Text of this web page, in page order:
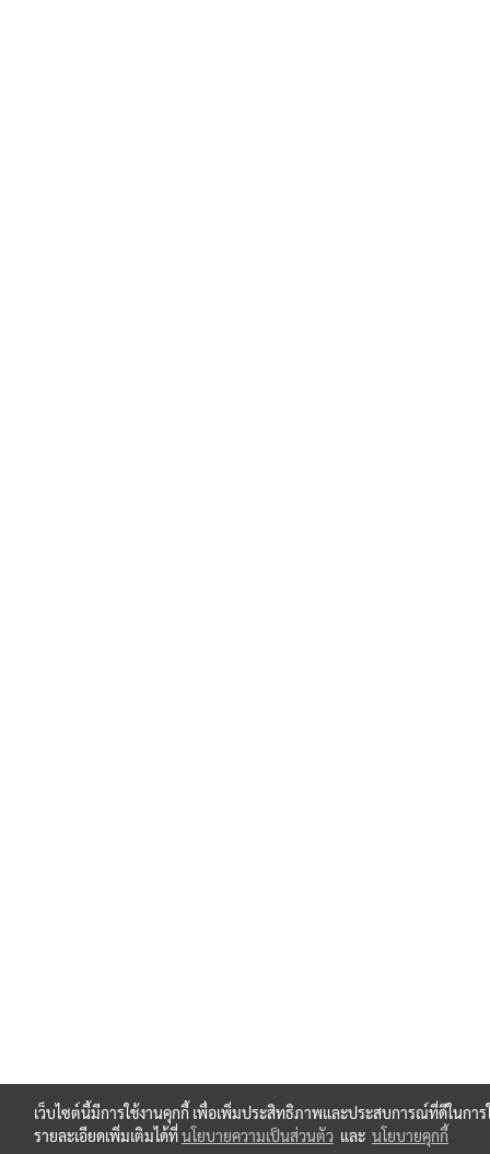
เว็บไซต์นี้มีการใช้งานคุกกี้ เพื่อเพิ่มประสิทธิภาพและประสบการณ์ที่ดีในกา
รายละเอียดเพิ่มเติมได้ที่นโยบายความเป็นส่วนตัว และ นโยบายคุกกี้